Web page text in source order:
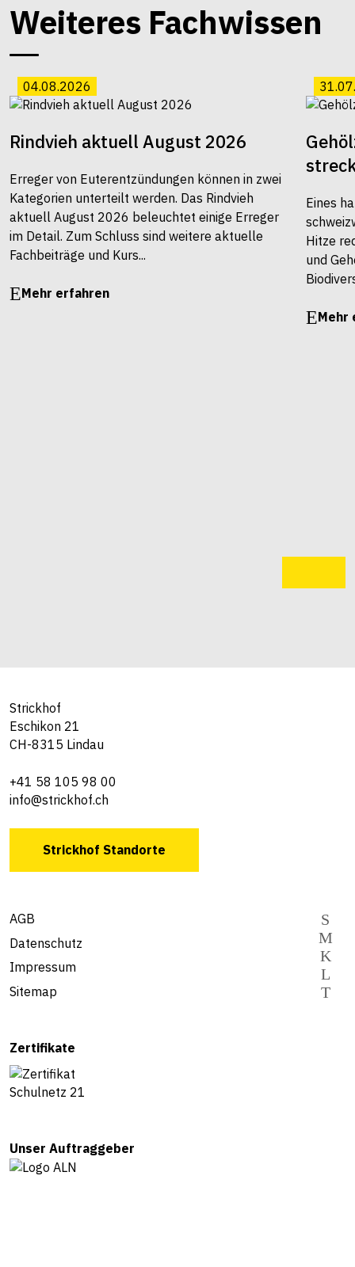
Weiteres Fachwissen
04.08.2026
Rindvieh aktuell August 2026
Erreger von Euterentzündungen können in zwei
Kategorien unterteilt werden. Das Rindvieh
aktuell August 2026 beleuchtet einige Erreger
im Detail. Zum Schluss sind weitere aktuelle
Fachbeiträge und Kurs...
Mehr erfahren
Eines
Hitze
und
Mehr
Strickhof
Eschikon 21
CH-8315 Lindau
+41 58 105 98 00
info@strickhof.ch
Strickhof Standorte
AGB
Datenschutz
Impressum
Sitemap
Zertifikate
Unser Auftraggeber